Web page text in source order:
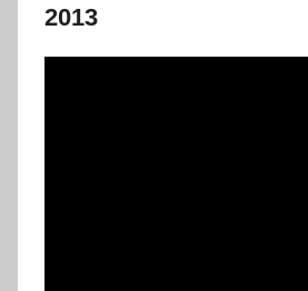
2013